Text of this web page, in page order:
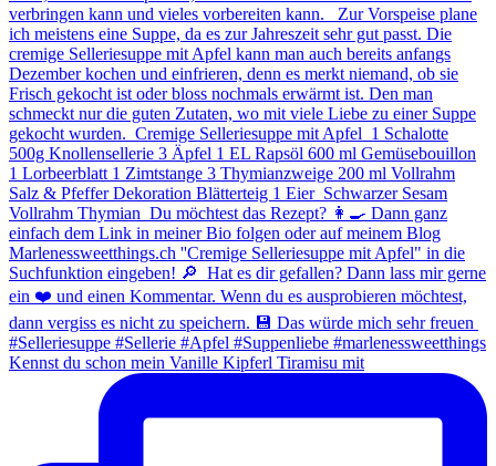
Kennst du schon mein Vanille Kipferl Tiramisu mit